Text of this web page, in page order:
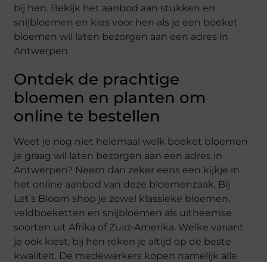
bij hen. Bekijk het aanbod aan stukken en
snijbloemen en kies voor hen als je een boeket
bloemen wil laten bezorgen aan een adres in
Antwerpen.
Ontdek de prachtige
bloemen en planten om
online te bestellen
Weet je nog niet helemaal welk boeket bloemen
je graag wil laten bezorgen aan een adres in
Antwerpen? Neem dan zeker eens een kijkje in
het online aanbod van deze bloemenzaak. Bij
Let’s Bloom shop je zowel klassieke bloemen,
veldboeketten en snijbloemen als uitheemse
soorten uit Afrika of Zuid-Amerika. Welke variant
je ook kiest, bij hen reken je altijd op de beste
kwaliteit. De medewerkers kopen namelijk alle